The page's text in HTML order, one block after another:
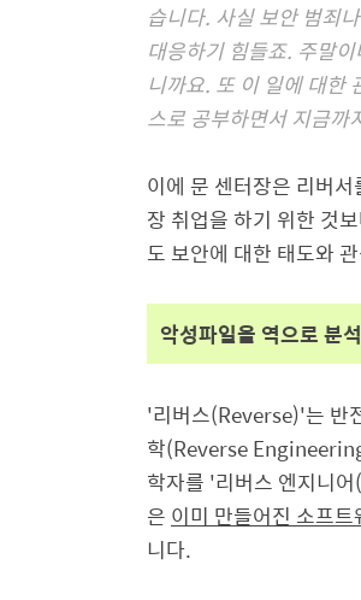
습니다. 사실 보안 범죄
대응하기 힘들죠. 주말
니까요. 또 이 일에 대한
스로 공부하면서 지금까
이에 문 센터장은 리버
장 취업을 하기 위한 것
도 보안에 대한 태도와
악성파일을 역으로 분
'리버스(Reverse)'는 반
학(Reverse
학자를 '리버스 엔지니
은 이미 만들어진 소프
니다.